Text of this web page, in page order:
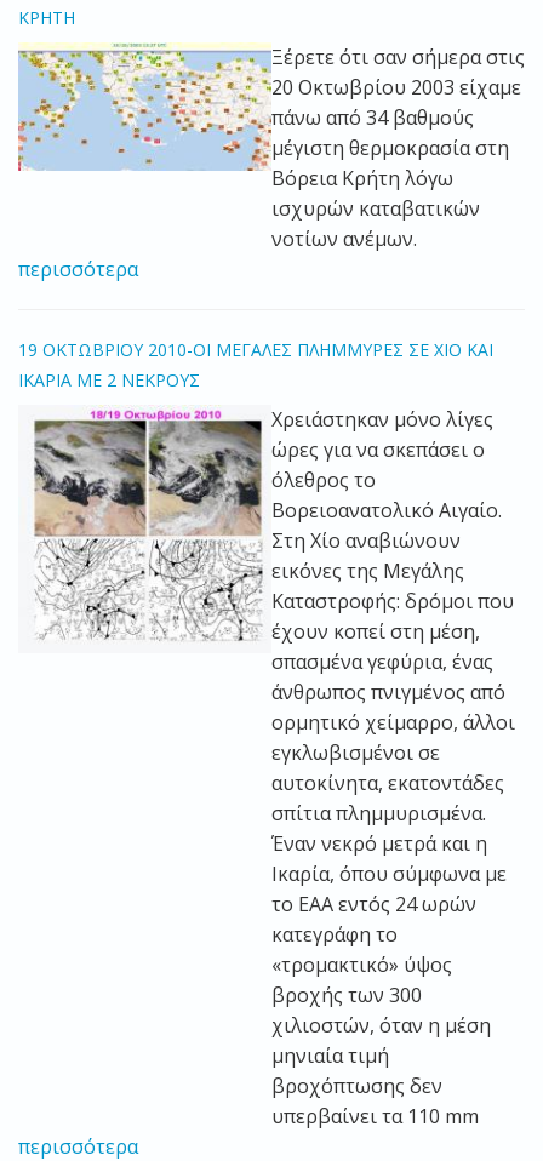
ΚΡΗΤΗ
Ξέρετε ότι σαν σήμερα στις
20 Οκτωβρίου 2003 είχαμε
πάνω από 34 βαθμούς
μέγιστη θερμοκρασία στη
Βόρεια Κρήτη λόγω
ισχυρών καταβατικών
νοτίων ανέμων.
περισσότερα
19 ΟΚΤΩΒΡΙΟΥ 2010-ΟΙ ΜΕΓΑΛΕΣ ΠΛΗΜΜΥΡΕΣ ΣΕ ΧΙΟ ΚΑΙ
ΙΚΑΡΙΑ ΜΕ 2 ΝΕΚΡΟΥΣ
Χρειάστηκαν μόνο λίγες
ώρες για να σκεπάσει ο
όλεθρος το
Βορειοανατολικό Αιγαίο.
Στη Χίο αναβιώνουν
εικόνες της Μεγάλης
Καταστροφής: δρόμοι που
έχουν κοπεί στη μέση,
σπασμένα γεφύρια, ένας
άνθρωπος πνιγμένος από
ορμητικό χείμαρρο, άλλοι
εγκλωβισμένοι σε
αυτοκίνητα, εκατοντάδες
σπίτια πλημμυρισμένα.
Έναν νεκρό μετρά και η
Ικαρία, όπου σύμφωνα με
το ΕΑΑ εντός 24 ωρών
κατεγράφη το
«τρομακτικό» ύψος
βροχής των 300
χιλιοστών, όταν η μέση
μηνιαία τιμή
βροχόπτωσης δεν
υπερβαίνει τα 110 mm
περισσότερα